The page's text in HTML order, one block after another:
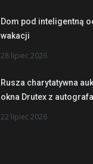
Dom pod inteligentną
wakacji
28 lipiec 2026
Rusza charytatywna
okna Drutex z
22 lipiec 2026